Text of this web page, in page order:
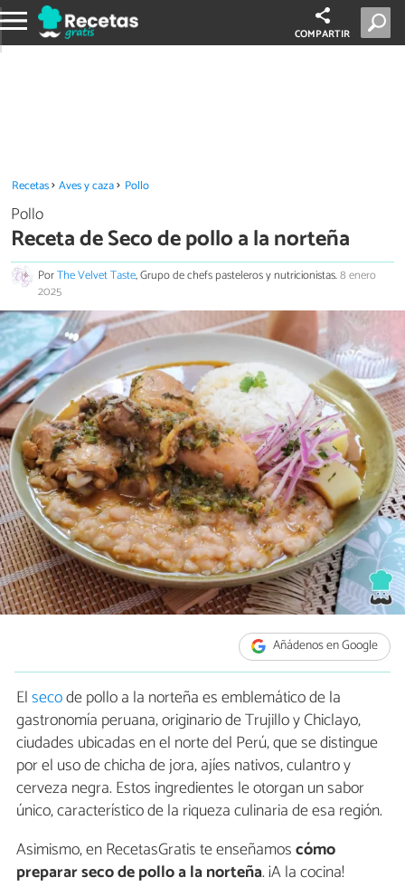
COMPARTIR
Recetas Aves y caza Pollo
Pollo
Receta de Seco de pollo a la norteña
PorThe Velvet Taste, Grupo de chefs pasteleros y nutricionistas.8 enero
2025
Añádenos en Google
Elsecode pollo a la norteña es emblemático de la
gastronomía peruana, originario de Trujillo y Chiclayo,
ciudades ubicadas en el norte del Perú, que se distingue
por el uso de chicha de jora, ajíes nativos, culantro y
cerveza negra. Estos ingredientes le otorgan un sabor
único, característico de la riqueza culinaria de esa región.
Asimismo, en RecetasGratis te enseñamoscómo
prepararseco de pollo a la norteña. ¡A la cocina!